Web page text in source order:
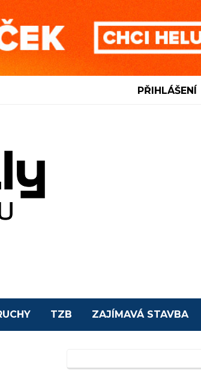
PŘIHLÁŠENÍ
TZB ZAJÍMAVÁ STAVBA